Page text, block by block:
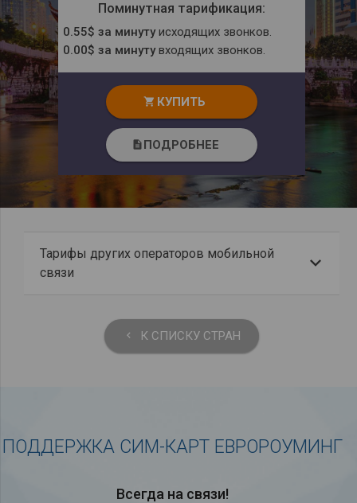
Поминутная тарификация:
0.55$ за минутуисходящих звонков.
0.00$ за минутувходящих звонков.
shopping_cart КУПИТЬ
description ПОДРОБНЕЕ
Тарифы других операторов мобильной
связи
keyboard_arrow_left К СПИСКУ СТРАН
ПОДДЕРЖКА СИМ-КАРТ ЕВРОРОУМИНГ
Всегда на связи!